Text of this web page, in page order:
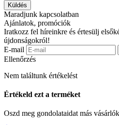
Küldés
Maradjunk kapcsolatban
Ajánlatok, promóciók
Iratkozz fel híreinkre és értesülj
újdonságokról!
E-mail
Ellenőrzés
Nem találtunk értékelést
Értékeld ezt a terméket
Oszd meg gondolataidat más